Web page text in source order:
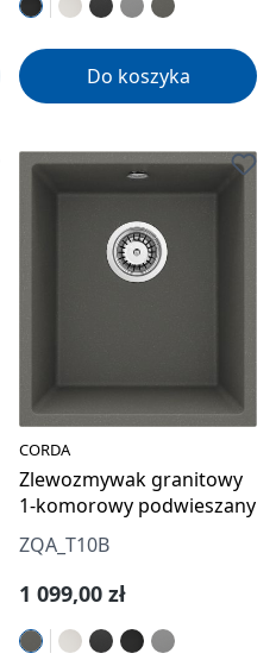
Do koszyka
CORDA
Zlewozmywak granitowy
1-komorowy podwieszany
ZQA_T10B
Cena regularna:
1 099,00 zł